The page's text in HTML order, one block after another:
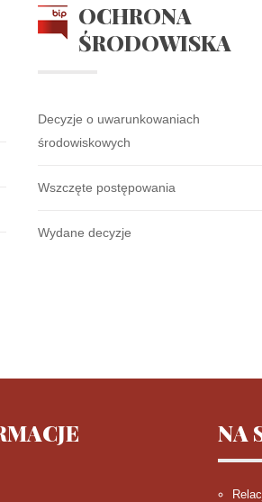
OCHRONA
ŚRODOWISKA
Decyzje o uwarunkowaniach
środowiskowych
Wszczęte postępowania
Wydane decyzje
NA